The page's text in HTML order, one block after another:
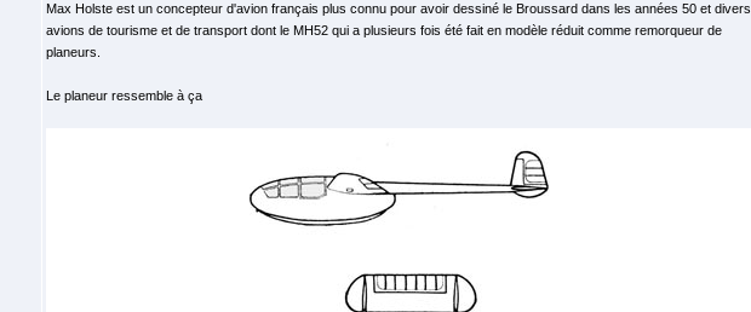
Max Holste est un concepteur d'avion français plus connu pour avoir dessiné le Broussard dans les années 50 et divers
avions de tourisme et de transport dont le MH52 qui a plusieurs fois été fait en modèle réduit comme remorqueur de
planeurs.
Le planeur ressemble à ça